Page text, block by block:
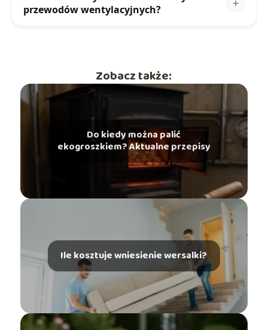
przewodów wentylacyjnych?
Zobacz także:
Do kiedy można palić
ekogroszkiem? Aktualne przepisy
Ile kosztuje wniesienie wersalki?